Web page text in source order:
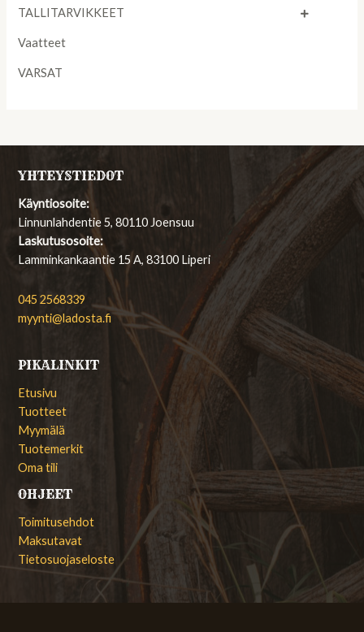
TALLITARVIKKEET
Vaatteet
VARSAT
YHTEYSTIEDOT
Käyntiosoite:
Linnunlahdentie 5, 80110 Joensuu
Laskutusosoite:
Lamminkankaantie 15 A, 83100 Liperi
045 2568339
myynti@ladosta.fi
PIKALINKIT
Etusivu
Tuotteet
Myymälä
Tuotemerkit
Oma tili
OHJEET
Toimitusehdot
Maksutavat
Tietosuojaseloste